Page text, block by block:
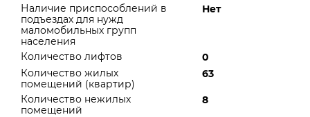
Наличие приспособлений в
подъездах для нужд
маломобильных групп
населения
Нет
Количество лифтов
0
Количество жилых
помещений (квартир)
63
Количество нежилых
помещений
8